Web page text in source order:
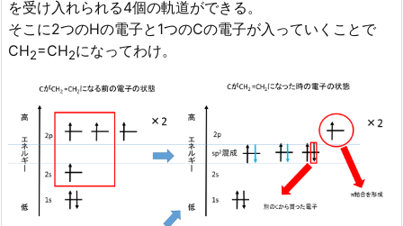
を受け入れられる4個の軌道ができる。
そこに2つのHの電子と1つのCの電子が入っていくことで
CH2=CH2になってわけ。